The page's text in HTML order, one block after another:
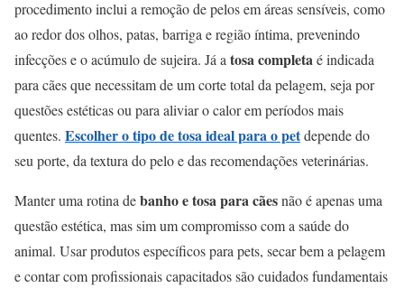
procedimento inclui a remoção de pelos em áreas sensíveis, como
ao redor dos olhos, patas, barriga e região íntima, prevenindo
infecções e o acúmulo de sujeira. Já a tosa completaé indicada
para cães que necessitam de um corte total da pelagem, seja por
questões estéticas ou para aliviar o calor em períodos mais
quentes. Escolher o tipo de tosa ideal para o petdepende do
seu porte, da textura do pelo e das recomendações veterinárias.
Manter uma rotina debanho e tosa para cãesnão é apenas uma
questão estética, mas sim um compromisso com a saúde do
animal. Usar produtos específicos para pets, secar bem a pelagem
e contar com profissionais capacitados são cuidados fundamentais